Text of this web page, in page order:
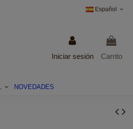
Español
Iniciar sesión Carrito
NOVEDADES